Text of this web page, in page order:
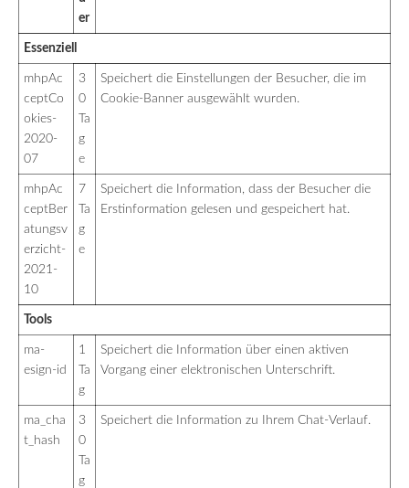
er
Essenziell
mhpAc
ceptCo
okies-
2020-
07
3
0
Ta
g
e
Speichert die Einstellungen der Besucher, die im
Cookie-Banner ausgewählt wurden.
mhpAc
ceptBer
atungsv
erzicht-
2021-
10
7
Ta
g
e
Speichert die Information, dass der Besucher die
Erstinformation gelesen und gespeichert hat.
Tools
ma-
esign-id
1
Ta
g
Speichert die Information über einen aktiven
Vorgang einer elektronischen Unterschrift.
ma_cha
t_hash
3
0
Ta
g
Speichert die Information zu Ihrem Chat-Verlauf.